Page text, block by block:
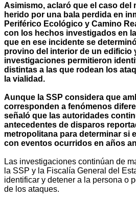
Asimismo, aclaró que el caso del
herido por una bala perdida en
Periférico Ecológico y Camino
con los hechos investigados en
que en ese incidente se
provino del interior de un edificio
investigaciones permitieron
distintas a las que rodean los
la vialidad.
Aunque la SSP considera que
corresponden a fenómenos
señaló que las autoridades
antecedentes de disparos
metropolitana para determinar si
con eventos ocurridos en años
Las investigaciones continúan de
la SSP y la Fiscalía General del
identificar y detener a la persona o
de los ataques.